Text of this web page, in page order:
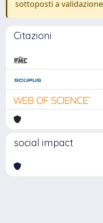
sottoposti a
Citazioni
social impact